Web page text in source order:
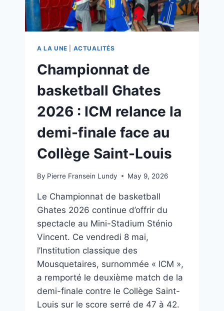
A LA UNE ACTUALITÉS
Championnat de
basketball Ghates
2026 : ICM relance la
demi-finale face au
Collège Saint-Louis
By Pierre Fransein Lundy May 9, 2026
Le Championnat de basketball
Ghates 2026 continue d’offrir du
spectacle au Mini-Stadium Sténio
Vincent. Ce vendredi 8 mai,
l’Institution classique des
Mousquetaires, surnommée « ICM »,
a remporté le deuxième match de la
demi-finale contre le Collège Saint-
Louis sur le score serré de 47 à 42.